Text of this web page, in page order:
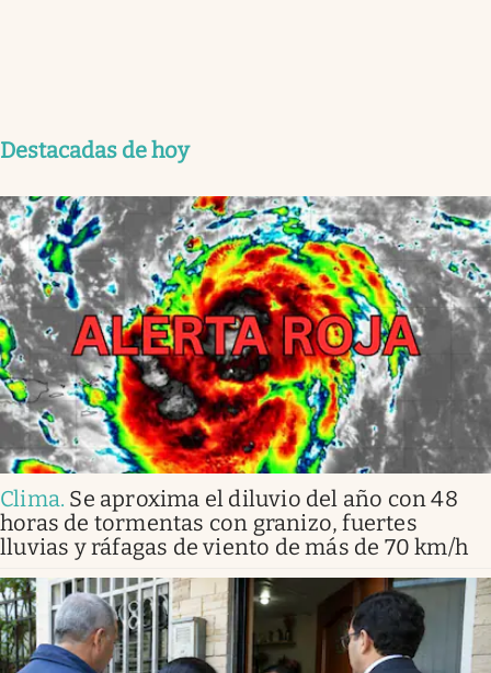
Destacadas de hoy
Clima. Se aproxima el diluvio del año con 48
horas de tormentas con granizo, fuertes
lluvias y ráfagas de viento de más de 70 km/h